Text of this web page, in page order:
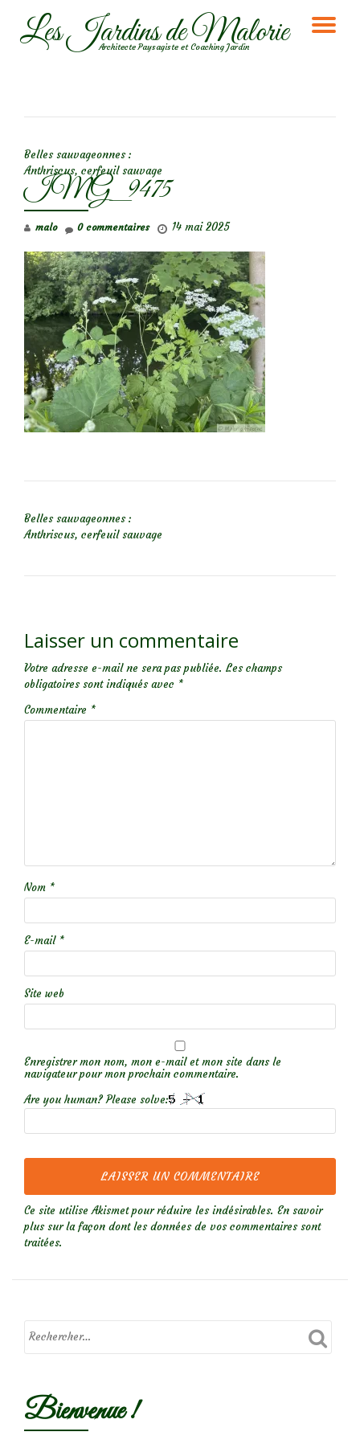
AllerLes Jardins de Malorie
Architecte Paysagiste et Coaching Jardin
Belles sauvageonnes :
Anthriscus, cerfeuil sauvage
IMG_9475
malo 14 mai 2025
0 commentaires
Belles sauvageonnes :
Anthriscus, cerfeuil sauvage
Laisser un commentaire
Votre adresse e-mail ne sera pas publiée. Les champs
obligatoires sont indiqués avec *
Commentaire *
Nom *
E-mail *
Site web
Enregistrer mon nom, mon e-mail et mon site dans le
navigateur pour mon prochain commentaire.
Are you human? Please solve:
Ce site utilise Akismet pour réduire les indésirables. En savoir
plus sur la façon dont les données de vos commentaires sont
traitées.
Bienvenue !